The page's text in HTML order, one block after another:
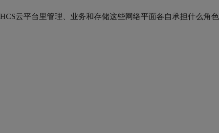
HCS云平台里管理、业务和存储这些网络平面各自承担什么角